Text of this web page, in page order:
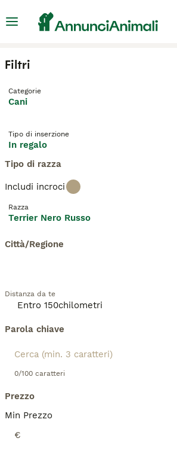
Filtri
Categorie
Cani
Tipo di inserzione
In regalo
Tipo di razza
Includi incroci
Razza
Terrier Nero Russo
Città/Regione
Distanza da te
Parola chiave
0/100 caratteri
Prezzo
Min Prezzo
€